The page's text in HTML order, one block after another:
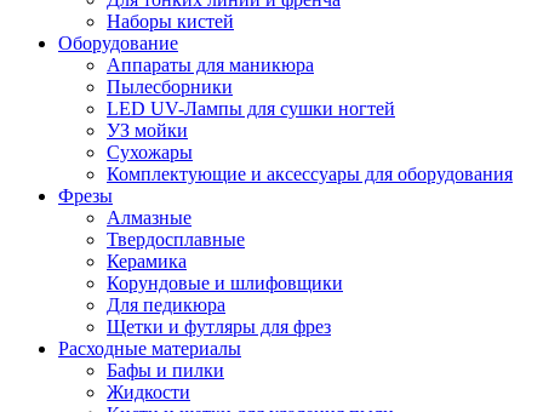
Наборы кистей
Оборудование
Аппараты для маникюра
Пылесборники
LED UV-Лампы для сушки ногтей
УЗ мойки
Сухожары
Комплектующие и аксессуары для оборудования
Фрезы
Алмазные
Твердосплавные
Керамика
Корундовые и шлифовщики
Для педикюра
Щетки и футляры для фрез
Расходные материалы
Бафы и пилки
Жидкости